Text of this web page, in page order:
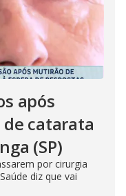
após
catarata
(SP)
por cirurgia
diz que vai